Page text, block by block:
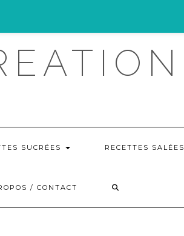
SUCRÉES RECETTES SALÉES
/ CONTACT